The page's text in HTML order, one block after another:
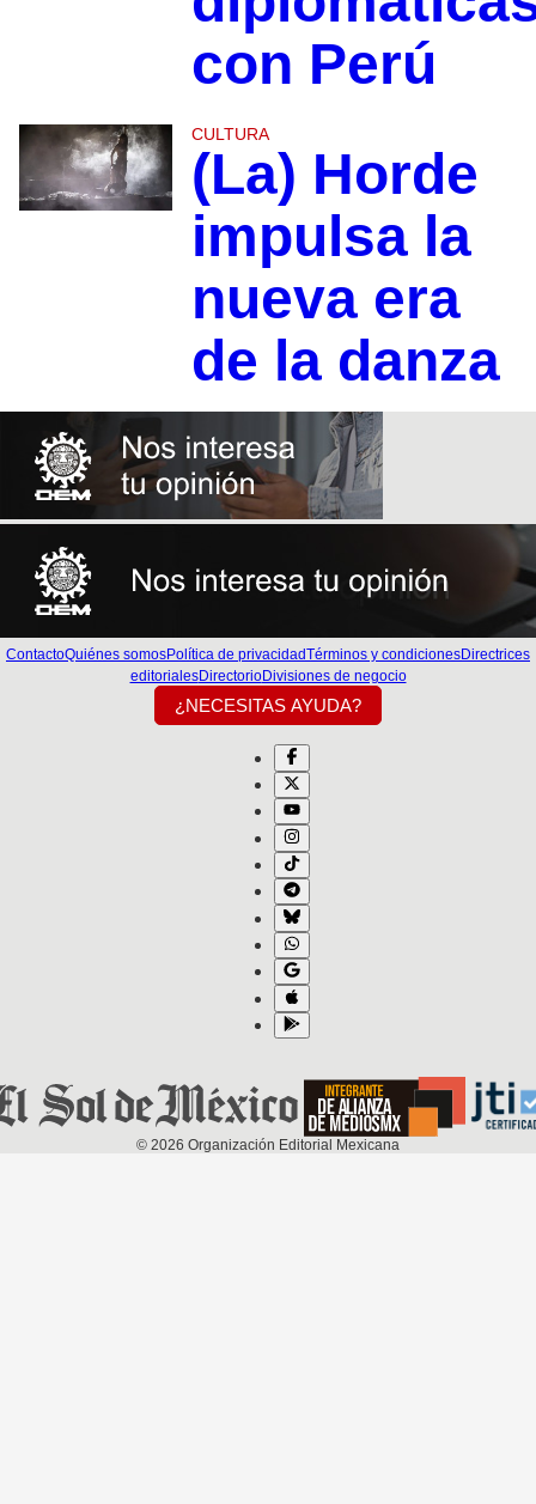
con Perú
CULTURA
(La) Horde
impulsa la
nueva era
de la danza
ContactoQuiénes somosPolítica de privacidadTérminos y condicionesDirectrices
editorialesDirectorioDivisiones de negocio
¿NECESITAS AYUDA?
© 2026 Organización Editorial Mexicana